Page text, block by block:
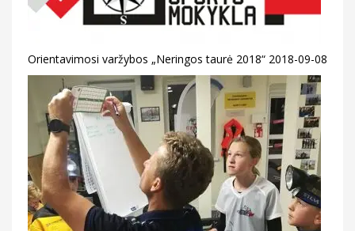
Orientavimosi varžybos „Neringos taurė 2018“ 2018-09-08